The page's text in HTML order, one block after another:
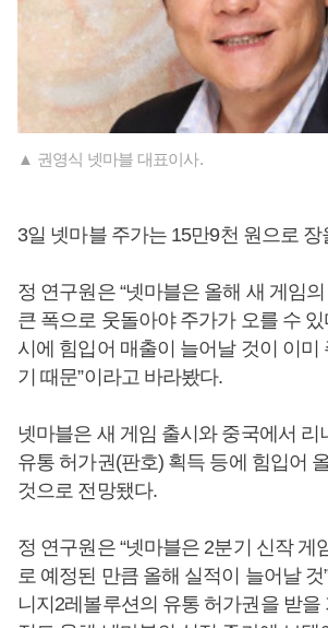
▲ 권영식 넷마블 대표이사.
3일 넷마블 주가는 15만9천 원으로 장
정 연구원은 “넷마블은 올해 새 게임
큰 폭으로 웃돌아야 주가가 오를 수 있
시에 힘입어 매출이 늘어날 것이 이미
기 때문”이라고 바라봤다.
넷마블은 새 게임 출시와 중국에서 리
유통 허가권(판호) 획득 등에 힘입어
것으로 전망됐다.
정 연구원은 “넷마블은 2분기 신작 게
로 예정된 만큼 올해 실적이 늘어날 것
니지2레볼루션의 유통 허가권을 받을